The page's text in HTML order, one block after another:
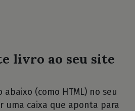
livro ao seu site
abaixo (como HTML) no seu
uma caixa que aponta para